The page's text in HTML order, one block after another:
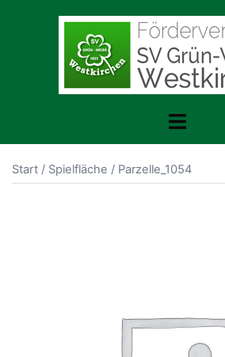
Menü
Start / Spielfläche / Parzelle_1054